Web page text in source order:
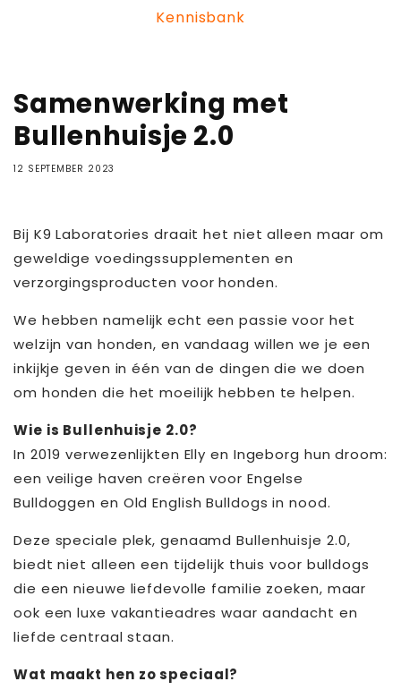
Kennisbank
Samenwerking met
Bullenhuisje 2.0
12 SEPTEMBER 2023
Bij K9 Laboratories draait het niet alleen maar om
geweldige voedingssupplementen en
verzorgingsproducten voor honden.
We hebben namelijk echt een passie voor het
welzijn van honden, en vandaag willen we je een
inkijkje geven in één van de dingen die we doen
om honden die het moeilijk hebben te helpen.
Wie is Bullenhuisje 2.0?
In 2019 verwezenlijkten Elly en Ingeborg hun droom:
een veilige haven creëren voor Engelse
Bulldoggen en Old English Bulldogs in nood.
Deze speciale plek, genaamd Bullenhuisje 2.0,
biedt niet alleen een tijdelijk thuis voor bulldogs
die een nieuwe liefdevolle familie zoeken, maar
ook een luxe vakantieadres waar aandacht en
liefde centraal staan.
Wat maakt hen zo speciaal?